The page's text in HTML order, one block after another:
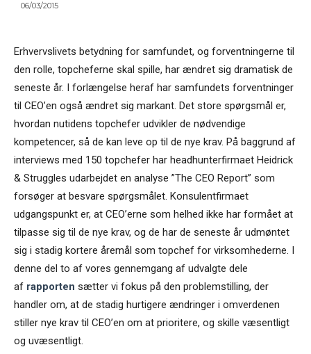
06/03/2015
Erhvervslivets betydning for samfundet, og forventningerne til
den rolle, topcheferne skal spille, har ændret sig dramatisk de
seneste år. I forlængelse heraf har samfundets forventninger
til CEO’en også ændret sig markant. Det store spørgsmål er,
hvordan nutidens topchefer udvikler de nødvendige
kompetencer, så de kan leve op til de nye krav. På baggrund af
interviews med 150 topchefer har headhunterfirmaet Heidrick
& Struggles udarbejdet en analyse ”The CEO Report” som
forsøger at besvare spørgsmålet. Konsulentfirmaet
udgangspunkt er, at CEO’erne som helhed ikke har formået at
tilpasse sig til de nye krav, og de har de seneste år udmøntet
sig i stadig kortere åremål som topchef for virksomhederne. I
denne del to af vores gennemgang af udvalgte dele
af rapporten sætter vi fokus på den problemstilling, der
handler om, at de stadig hurtigere ændringer i omverdenen
stiller nye krav til CEO’en om at prioritere, og skille væsentligt
og uvæsentligt.